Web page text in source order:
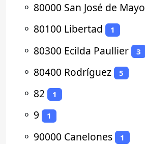
⚬ 80000 San José de Mayo
⚬ 80100 Libertad 1
⚬ 80300 Ecilda Paullier 3
⚬ 80400 Rodríguez 5
⚬ 82 1
⚬ 9 1
⚬ 90000 Canelones 1